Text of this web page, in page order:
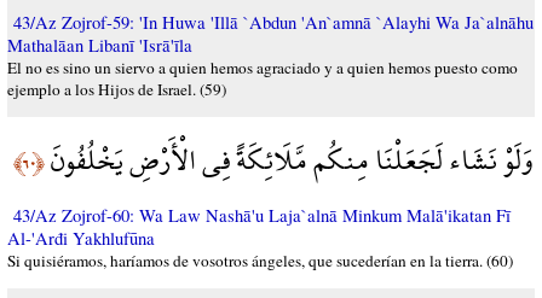
43/Az Zojrof-59: 'In Huwa 'Illā `Abdun 'An`amnā `Alayhi Wa Ja`alnāhu
Mathalāan Libanī 'Isrā'īla
El no es sino un siervo a quien hemos agraciado y a quien hemos puesto como
ejemplo a los Hijos de Israel. (59)
وَلَوْ نَشَاء لَجَعَلْنَا مِنكُم مَّلَائِكَةً فِي الْأَرْضِ يَخْلُفُونَ﴿٦٠﴾
43/Az Zojrof-60: Wa Law Nashā'u Laja`alnā Minkum Malā'ikatan Fī
Al-'Arđi Yakhlufūna
Si quisiéramos, haríamos de vosotros ángeles, que sucederían en la tierra. (60)